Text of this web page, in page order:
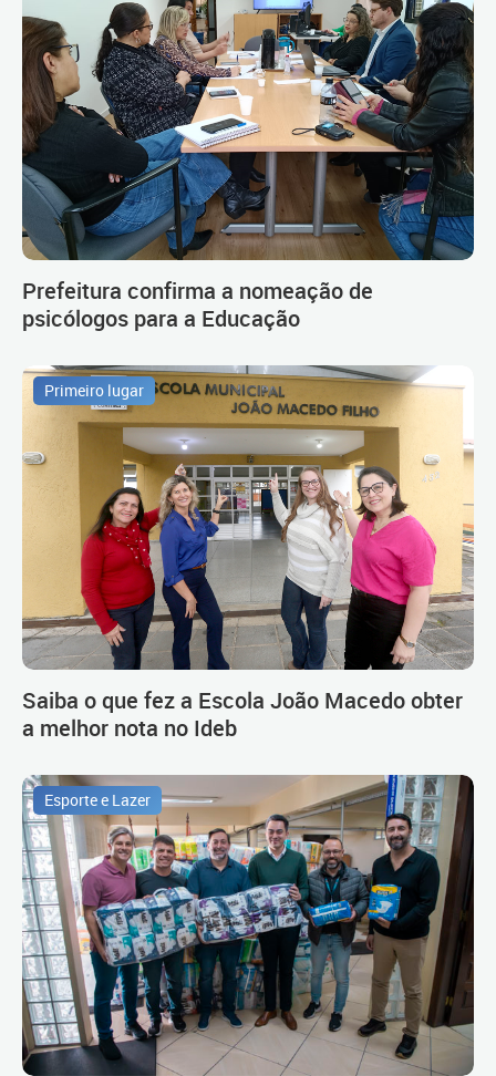
Prefeitura confirma a nomeação de
psicólogos para a Educação
Primeiro lugar
Saiba o que fez a Escola João Macedo obter
a melhor nota no Ideb
Esporte e Lazer